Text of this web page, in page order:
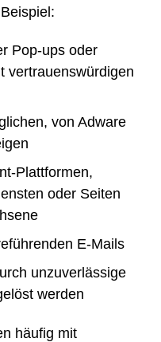
Pop-ups oder
vertrauenswürdigen
von Adware
Plattformen,
oder Seiten
E-Mails
unzuverlässige
werden
häufig mit